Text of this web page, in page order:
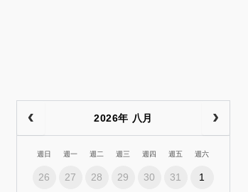
2026年 八月
週日 週一 週二 週三 週四 週五 週六
26 27 28 29 30 31 1